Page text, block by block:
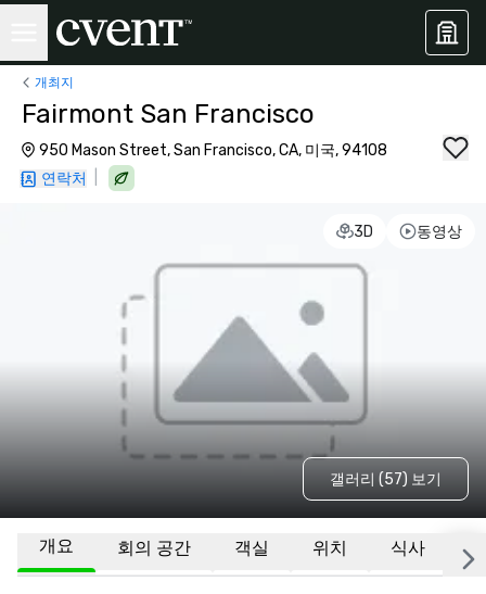
개최지
Fairmont San Francisco
950 Mason Street, San Francisco, CA, 미국, 94108
연락처
3D 동영상
갤러리 (57) 보기
개요 회의 공간 객실 위치 식사